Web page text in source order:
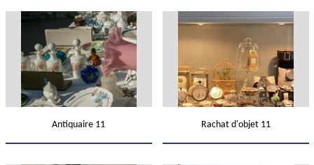
Antiquaire 11 Rachat d'objet 11